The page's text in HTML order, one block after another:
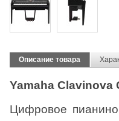
Описание товара
Yamaha Clavinova
Цифровое